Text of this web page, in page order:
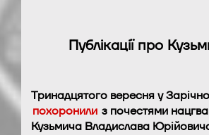
Публікації про
Тринадцятого вересня у
похоронили з почестями
Кузьмича Владислава